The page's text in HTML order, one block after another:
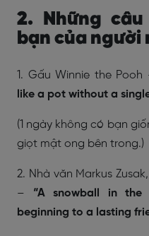
2. Những
bạn của người
1. Gấu Winnie the Pooh
like a pot without a
(1 ngày không có bạn
giọt mật ong bên trong.)
2. Nhà văn Markus
– “A snowball in
beginning to a lasting